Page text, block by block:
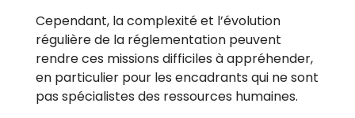
Cependant, la complexité et l’évolution
régulière de la réglementation peuvent
rendre ces missions difficiles à appréhender,
en particulier pour les encadrants qui ne sont
pas spécialistes des ressources humaines.